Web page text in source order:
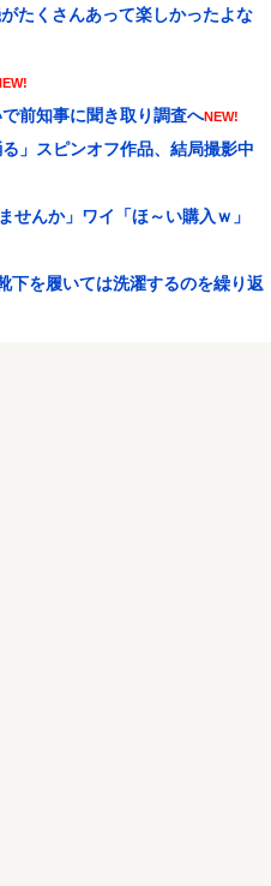
たくさんあって楽しかったよな
前知事に聞き取り調査へNEW!
」スピンオフ作品、結局撮影中
せんか」ワイ「ほ～い購入ｗ」
下を履いては洗濯するのを繰り返